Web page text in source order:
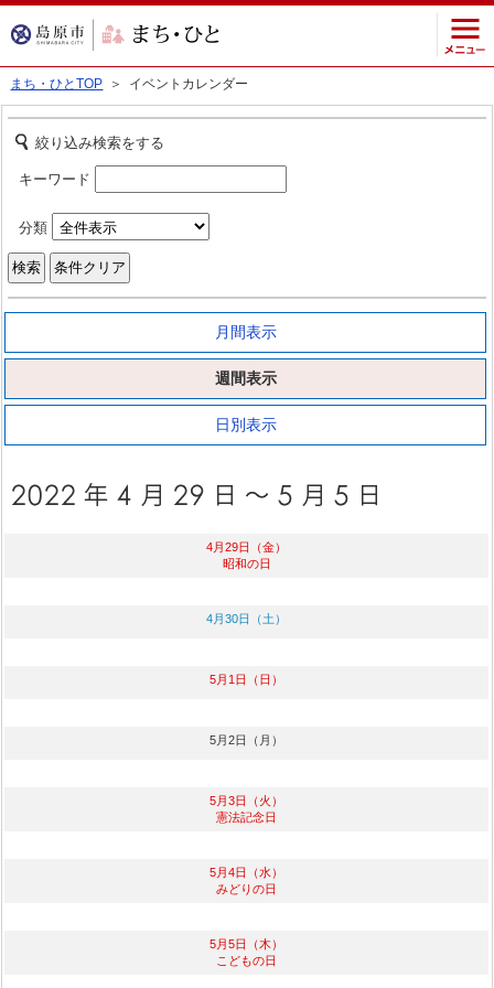
まち・ひとTOP ＞ イベントカレンダー
絞り込み検索をする
キーワード
分類
月間表示
週間表示
日別表示
4月29日（金）
昭和の日
4月30日（土）
5月1日（日）
5月2日（月）
5月3日（火）
憲法記念日
5月4日（水）
みどりの日
5月5日（木）
こどもの日